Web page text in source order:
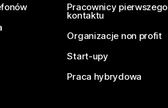
Pracownicy pierwszego
kontaktu
Organizacje non profit
Start-upy
Praca hybrydowa